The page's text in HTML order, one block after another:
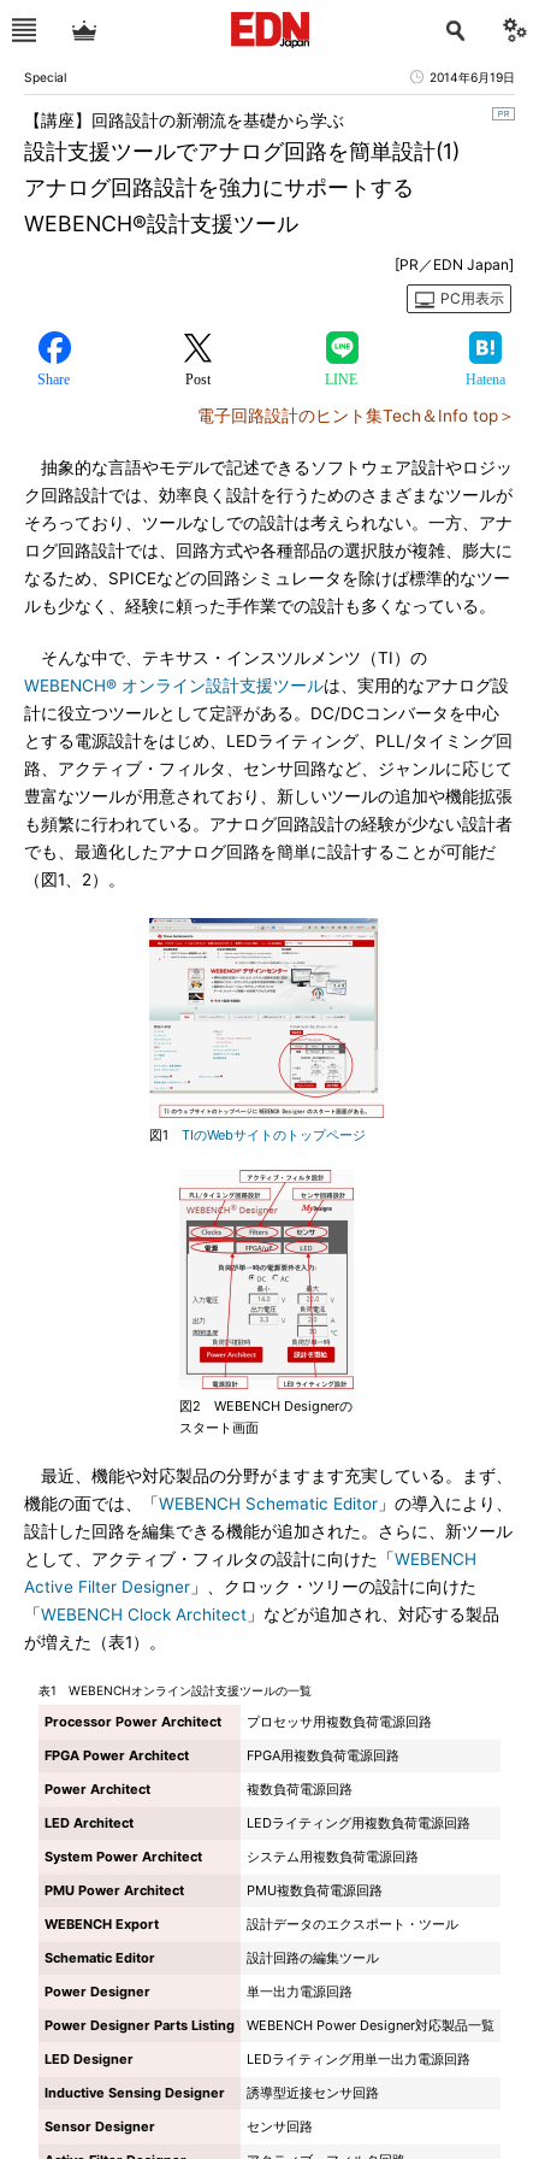
Special 2014年6月19日
設計支援ツールでアナログ回路を簡単設計(1)
アナログ回路設計を強力にサポートする
WEBENCH®設計支援ツール
【講座】回路設計の新潮流を基礎から学ぶ
[PR／EDN Japan]
PC用表示
Share Post LINE Hatena
電子回路設計のヒント集Tech＆Info top＞
抽象的な言語やモデルで記述できるソフトウェア設計やロジッ
ク回路設計では、効率良く設計を行うためのさまざまなツールが
そろっており、ツールなしでの設計は考えられない。一方、アナ
ログ回路設計では、回路方式や各種部品の選択肢が複雑、膨大に
なるため、SPICEなどの回路シミュレータを除けば標準的なツー
ルも少なく、経験に頼った手作業での設計も多くなっている。
そんな中で、テキサス・インスツルメンツ（TI）の
WEBENCH® オンライン設計支援ツールは、実用的なアナログ設
計に役立つツールとして定評がある。DC/DCコンバータを中心
とする電源設計をはじめ、LEDライティング、PLL/タイミング回
路、アクティブ・フィルタ、センサ回路など、ジャンルに応じて
豊富なツールが用意されており、新しいツールの追加や機能拡張
も頻繁に行われている。アナログ回路設計の経験が少ない設計者
でも、最適化したアナログ回路を簡単に設計することが可能だ
（図1、2）。
図1 TIのWebサイトのトップページ
図2 WEBENCH Designerの
スタート画面
最近、機能や対応製品の分野がますます充実している。まず、
機能の面では、「WEBENCH Schematic Editor 」の導入により、
設計した回路を編集できる機能が追加された。さらに、新ツール
として、アクティブ・フィルタの設計に向けた「WEBENCH
Active Filter Designer 」、クロック・ツリーの設計に向けた
「WEBENCH Clock Architect 」などが追加され、対応する製品
が増えた（表1）。
表1 WEBENCHオンライン設計支援ツールの一覧
Processor Power Architect
プロセッサ用複数負荷電源回路
FPGA Power Architect
FPGA用複数負荷電源回路
Power Architect
複数負荷電源回路
LED Architect
LEDライティング用複数負荷電源回路
System Power Architect
システム用複数負荷電源回路
PMU Power Architect
PMU複数負荷電源回路
WEBENCH Export
設計データのエクスポート・ツール
Schematic Editor
設計回路の編集ツール
Power Designer
単一出力電源回路
Power Designer Parts Listing
WEBENCH Power Designer対応製品一覧
LED Designer
LEDライティング用単一出力電源回路
Inductive Sensing Designer
誘導型近接センサ回路
Sensor Designer
センサ回路